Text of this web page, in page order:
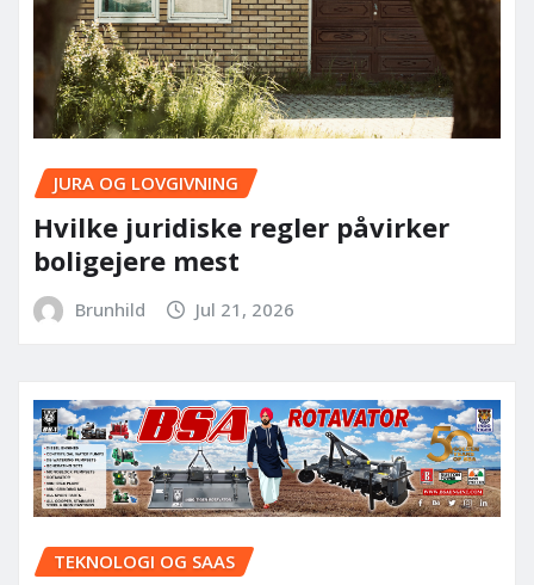
JURA OG LOVGIVNING
Hvilke juridiske regler påvirker
boligejere mest
Brunhild Jul 21, 2026
TEKNOLOGI OG SAAS